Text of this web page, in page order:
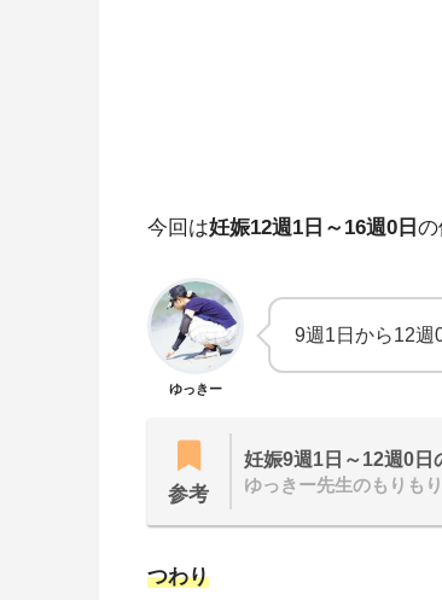
今回は妊娠12週1日～16週0日 の
ゆっきー
9週1日から12
参考
妊娠9週1日～12週0日
ゆっきー先生のもりも
つわり